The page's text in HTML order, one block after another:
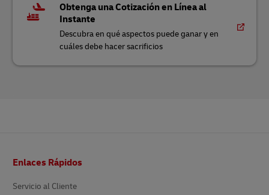
Obtenga una Cotización en Línea al
Instante
Descubra en qué aspectos puede ganar y en
cuáles debe hacer sacrificios
de
Enlaces Rápidos
Servicio al Cliente